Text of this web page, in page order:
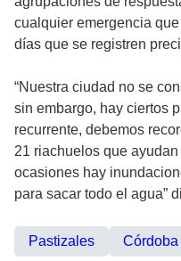
cualquier emergencia
días que se registren
“Nuestra ciudad no se
sin embargo, hay ciertos
recurrente, debemos
21 riachuelos que
ocasiones hay
para sacar todo el agua”
Pastizales Córdoba